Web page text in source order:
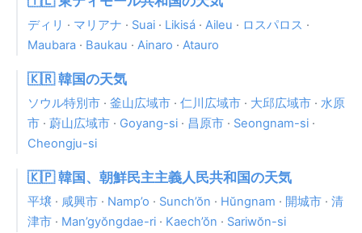
ディリ · マリアナ · Suai · Likisá · Aileu · ロスパロス ·
Maubara · Baukau · Ainaro · Atauro
🇰🇷 韓国の天気
ソウル特別市 · 釜山広域市 · 仁川広域市 · 大邱広域市 · 水原
市 · 蔚山広域市 · Goyang-si · 昌原市 · Seongnam-si ·
Cheongju-si
🇰🇵 韓国、朝鮮民主主義人民共和国の天気
平壌 · 咸興市 · Namp’o · Sunch’ŏn · Hŭngnam · 開城市 · 清
津市 · Man’gyŏngdae-ri · Kaech’ŏn · Sariwŏn-si